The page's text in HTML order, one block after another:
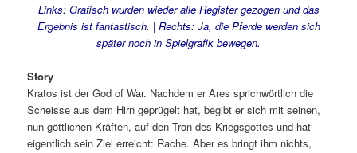
Links: Grafisch wurden wieder alle Register gezogen und das
Ergebnis ist fantastisch. | Rechts: Ja, die Pferde werden sich
später noch in Spielgrafik bewegen.
Story
Kratos ist der God of War. Nachdem er Ares sprichwörtlich die
Scheisse aus dem Hirn geprügelt hat, begibt er sich mit seinen,
nun göttlichen Kräften, auf den Tron des Kriegsgottes und hat
eigentlich sein Ziel erreicht: Rache. Aber es bringt ihm nichts,